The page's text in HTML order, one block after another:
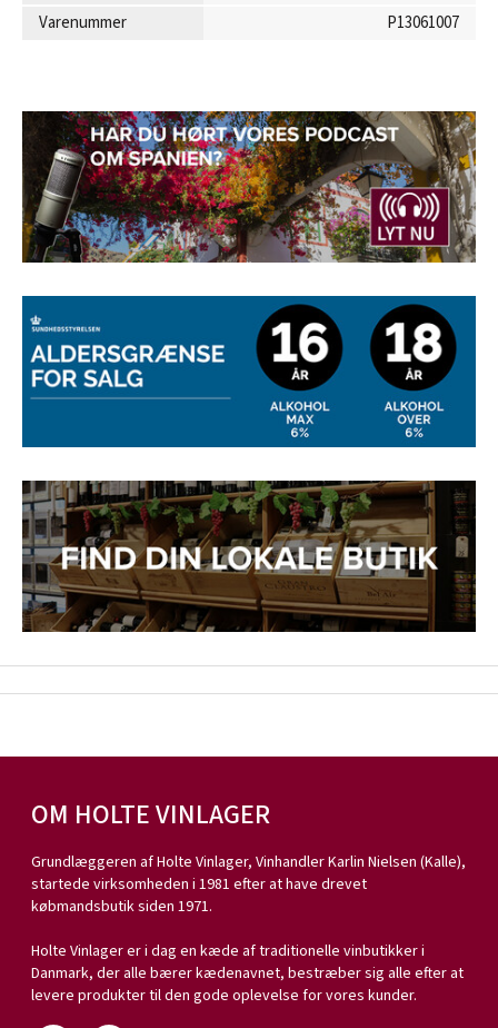
Varenummer
P13061007
OM HOLTE VINLAGER
Grundlæggeren af Holte Vinlager, Vinhandler Karlin Nielsen (Kalle),
startede virksomheden i 1981 efter at have drevet
købmandsbutik siden 1971.
Holte Vinlager er i dag en kæde af traditionelle vinbutikker i
Danmark, der alle bærer kædenavnet, bestræber sig alle efter at
levere produkter til den gode oplevelse for vores kunder.